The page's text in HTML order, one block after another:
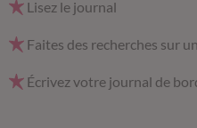
Lisez le journal
Faites des recherches sur
Écrivez votre journal de